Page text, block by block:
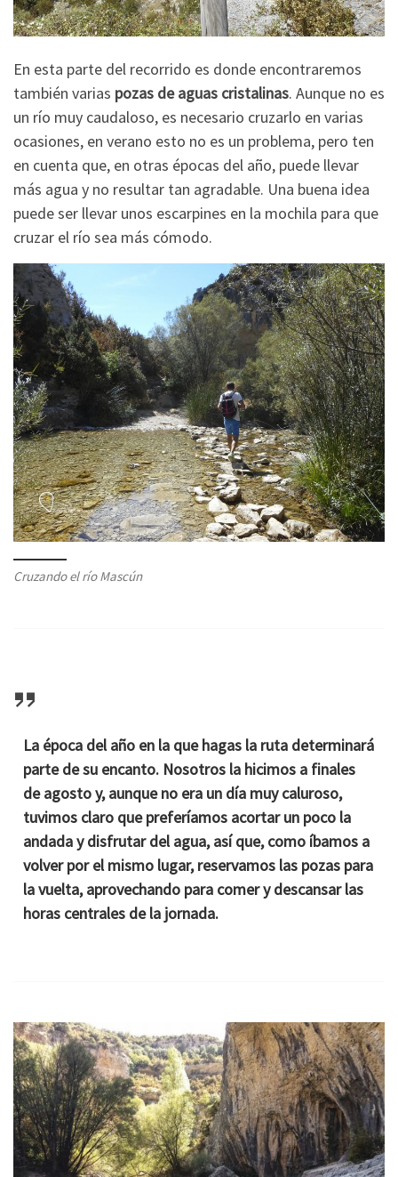
En esta parte del recorrido es donde encontraremos
también varias pozas de aguas cristalinas. Aunque no es
un río muy caudaloso, es necesario cruzarlo en varias
ocasiones, en verano esto no es un problema, pero ten
en cuenta que, en otras épocas del año, puede llevar
más agua y no resultar tan agradable. Una buena idea
puede ser llevar unos escarpines en la mochila para que
cruzar el río sea más cómodo.
Cruzando el río Mascún
La época del año en la que hagas la ruta determinará
parte de su encanto. Nosotros la hicimos a finales
de agosto y, aunque no era un día muy caluroso,
tuvimos claro que preferíamos acortar un poco la
andada y disfrutar del agua, así que, como íbamos a
volver por el mismo lugar, reservamos las pozas para
la vuelta, aprovechando para comer y descansar las
horas centrales de la jornada.